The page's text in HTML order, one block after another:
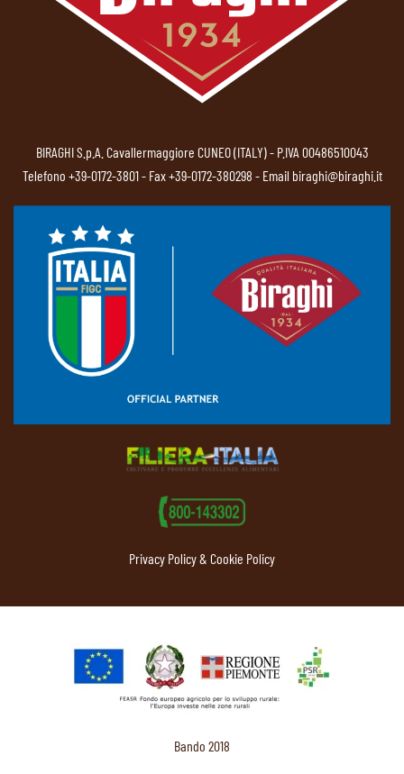
BIRAGHI S.p.A. Cavallermaggiore CUNEO (ITALY) - P.IVA 00486510043
Telefono +39-0172-3801- Fax +39-0172-380298 - Email biraghi@biraghi.it
Privacy Policy & Cookie Policy
Bando 2018